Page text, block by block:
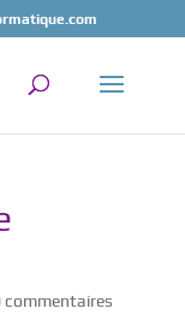
commentaires